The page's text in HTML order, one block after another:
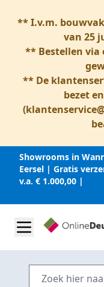
** I.v.m.
van 25
** Bestellen via
** De
bezet
(
Showrooms in
Eersel | Gratis
v.a. € 1.000,00 |